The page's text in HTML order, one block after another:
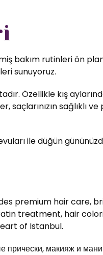
bakım rutinleri ön
sunuyoruz.
Özellikle kış
saçlarınızın sağlıklı
ile düğün
premium hair care,
treatment, hair
of Istanbul.
макияж и